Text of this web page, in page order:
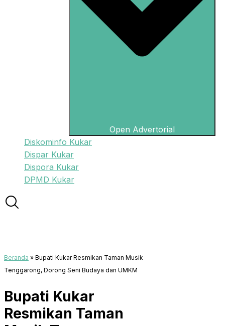
Open Advertorial
Diskominfo Kukar
Dispar Kukar
Dispora Kukar
DPMD Kukar
Beranda » Bupati Kukar Resmikan Taman Musik
Tenggarong, Dorong Seni Budaya dan UMKM
Bupati Kukar
Resmikan Taman